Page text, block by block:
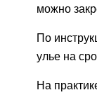
можно
По
улье на
На